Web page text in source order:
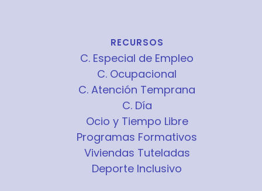
RECURSOS
C. Especial de Empleo
C. Ocupacional
C. Atención Temprana
C. Día
Ocio y Tiempo Libre
Programas Formativos
Viviendas Tuteladas
Deporte Inclusivo